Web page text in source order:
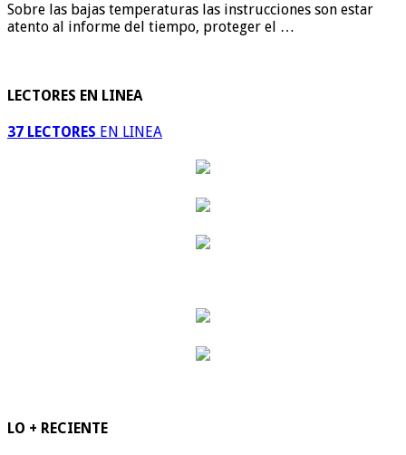
Sobre las bajas temperaturas las instrucciones son estar
atento al informe del tiempo, proteger el …
LECTORES EN LINEA
37 LECTORES EN LINEA
LO + RECIENTE